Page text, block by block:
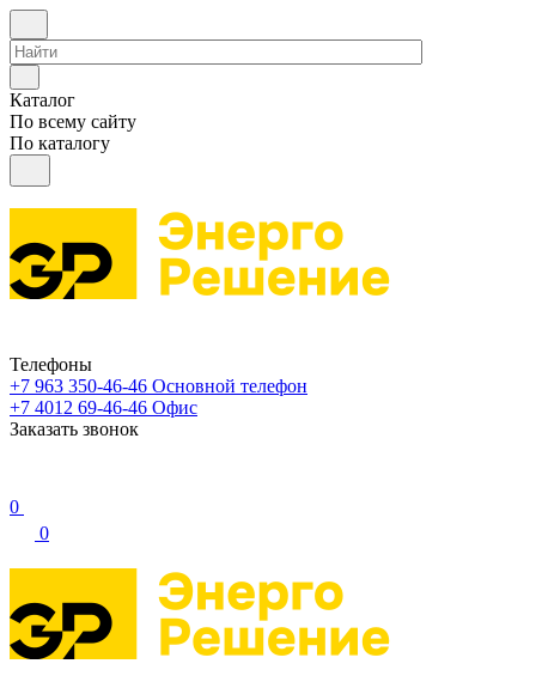
Каталог
По всему сайту
По каталогу
Телефоны
+7 963 350-46-46 Основной телефон
+7 4012 69-46-46 Офис
Заказать звонок
0
0